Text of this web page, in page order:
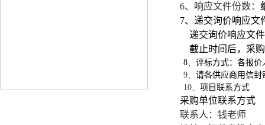
6、响应文件份数：
7、递交询价响应文
递交询价响应文
截止时间后，采
8、 评标方式：各报价
9、 请各供应商用信封
10、 项目联系方式
采购单位联系方式
联系人：钱老师